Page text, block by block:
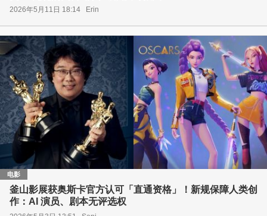
2026年5月11日 18:14 Erin
电影
釜山影展获奥斯卡官方认可「直通资格」！新规保障人类创
作：AI 演员、剧本无评选权